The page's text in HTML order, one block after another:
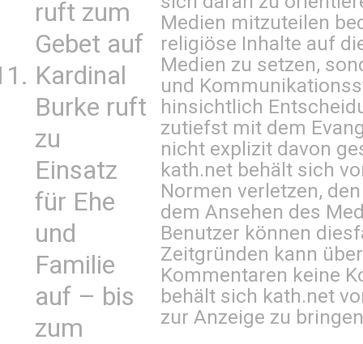
ruft zum
Gebet auf
Kardinal
Burke ruft
zu
Einsatz
für Ehe
und
Familie
auf – bis
zum
Medien mitzuteilen
religiöse Inhalte auf
Medien zu setzen,
und
hinsichtlich
zutiefst mit dem
nicht explizit davon
kath.net behält sich
Normen verletzen,
dem Ansehen des
Benutzer können
Zeitgründen kann
Kommentaren keine
behält sich kath.net
zur Anzeige zu